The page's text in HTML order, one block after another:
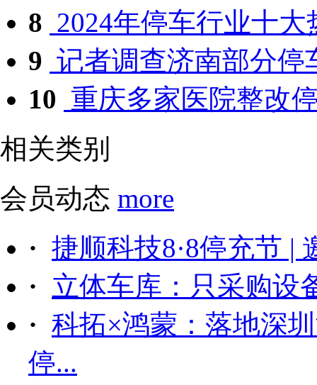
8 2024年停车行业十大
9 记者调查济南部分停
10 重庆多家医院整改
相关类别
会员动态 more
· 捷顺科技8·8停充节 |
· 立体车库：只采购设
· 科拓×鸿蒙：落地深
停...